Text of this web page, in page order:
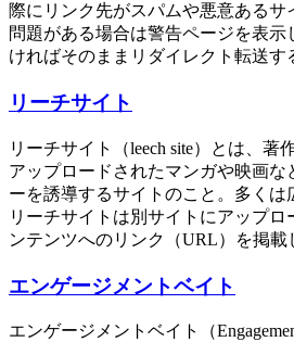
際にリンク先がスパムや悪意あるサ
問題がある場合は警告ページを表示
ければそのままリダイレクト転送
リーチサイト
リーチサイト（leech site）とは、著
アップロードされたマンガや映画
ーを誘導するサイトのこと。多くは
リーチサイトは別サイトにアップロ
ンテンツへのリンク（URL）を掲
エンゲージメントベイト
エンゲージメントベイト（